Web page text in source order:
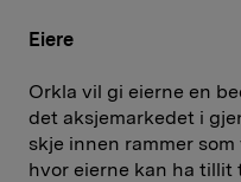
Eiere
Orkla vil gi eierne en
det aksjemarkedet i
skje innen rammer
hvor eierne kan ha tillit